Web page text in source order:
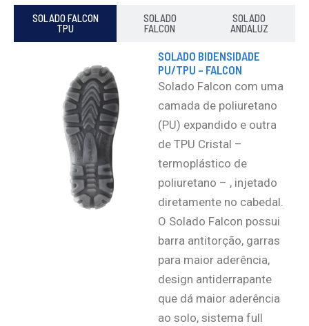
SOLADO FALCON
TPU
SOLADO
FALCON
SOLADO
ANDALUZ
SOLADO BIDENSIDADE
PU/TPU – FALCON
Solado Falcon com uma
camada de poliuretano
(PU) expandido e outra
de TPU Cristal –
termoplástico de
poliuretano – , injetado
diretamente no cabedal.
O Solado Falcon possui
barra antitorção, garras
para maior aderência,
design antiderrapante
que dá maior aderência
ao solo, sistema full